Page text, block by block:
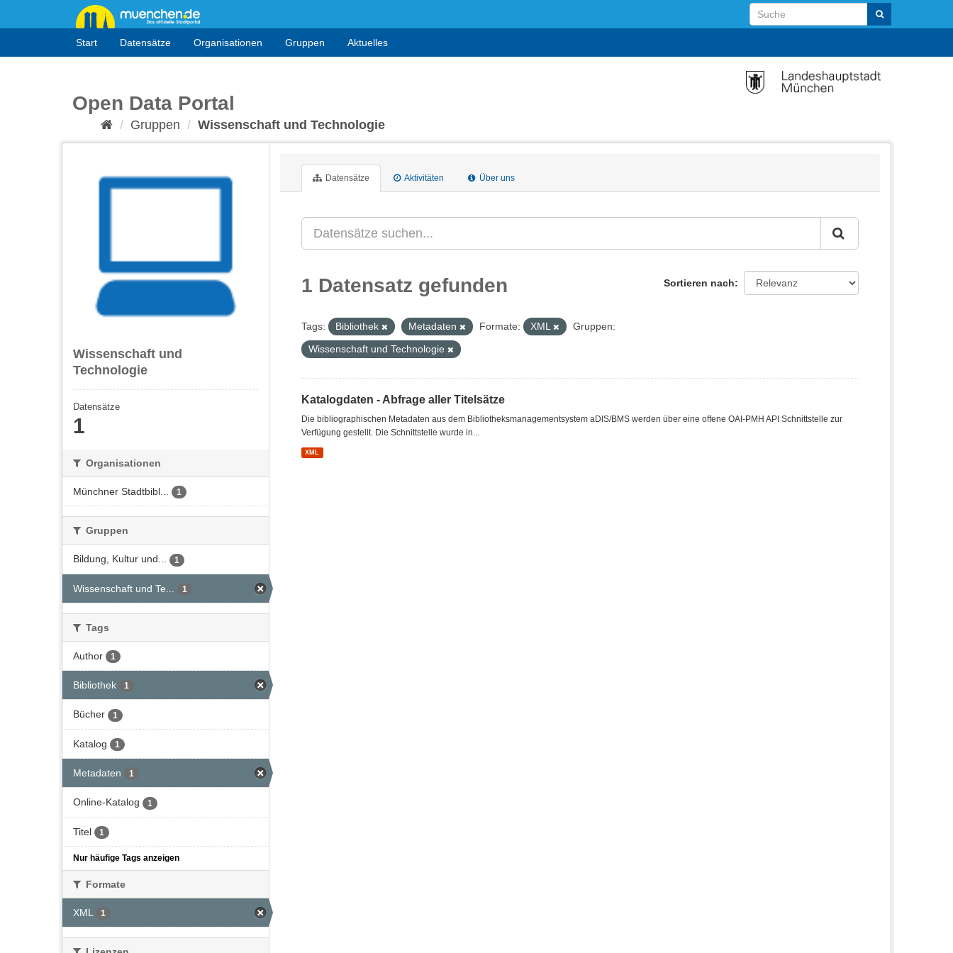
Start Datensätze Organisationen Gruppen Aktuelles
Open Data Portal
Gruppen Wissenschaft und Technologie
Wissenschaft und
Technologie
Datensätze
1
Organisationen
Münchner Stadtbibl... 1
Gruppen
Bildung, Kultur und... 1
Wissenschaft und Te... 1
Tags
Author 1
Bibliothek 1
Bücher 1
Katalog 1
Metadaten 1
Online-Katalog 1
Titel 1
Nur häufige Tags anzeigen
Formate
XML 1
Datensätze Aktivitäten Über uns
Sortieren nach
1 Datensatz gefunden
Tags: Bibliothek Metadaten Formate: XML
Gruppen:
Wissenschaft und Technologie
Katalogdaten - Abfrage aller Titelsätze
Die bibliographischen Metadaten aus dem Bibliotheksmanagementsystem aDIS/BMS werden über eine offene OAI-PMH API Schnittstelle zur
Verfügung gestellt. Die Schnittstelle wurde in...
XML